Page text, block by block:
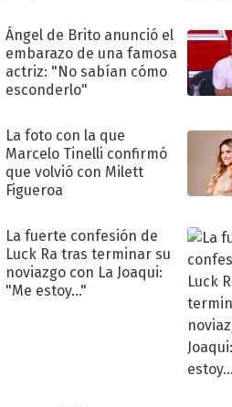
Ángel de Brito anunció el
embarazo de una famosa
actriz: "No sabían cómo
esconderlo"
La foto con la que
Marcelo Tinelli confirmó
que volvió con Milett
Figueroa
La fuerte confesión de
Luck Ra tras terminar su
noviazgo con La Joaqui:
"Me estoy..."